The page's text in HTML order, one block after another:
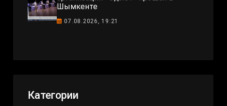
Шымкенте
07.08.2026, 19:21
Категории